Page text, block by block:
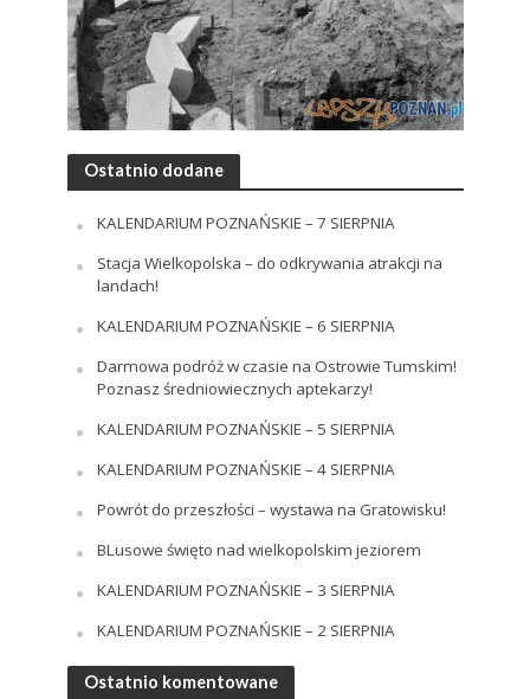
Ostatnio dodane
KALENDARIUM POZNAŃSKIE – 7 SIERPNIA
Stacja Wielkopolska – do odkrywania atrakcji na
landach!
KALENDARIUM POZNAŃSKIE – 6 SIERPNIA
Darmowa podróż w czasie na Ostrowie Tumskim!
Poznasz średniowiecznych aptekarzy!
KALENDARIUM POZNAŃSKIE – 5 SIERPNIA
KALENDARIUM POZNAŃSKIE – 4 SIERPNIA
Powrót do przeszłości – wystawa na Gratowisku!
BLusowe święto nad wielkopolskim jeziorem
KALENDARIUM POZNAŃSKIE – 3 SIERPNIA
KALENDARIUM POZNAŃSKIE – 2 SIERPNIA
Ostatnio komentowane